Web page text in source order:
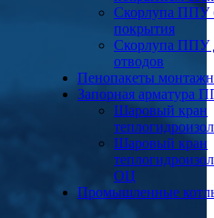
Скорлупа ППУ
покрытия
Скорлупа ППУ
отводов
Пенопакеты
Запорная арматура
Шаровый кран
Шаровый кран
ОЦ
Промышленные